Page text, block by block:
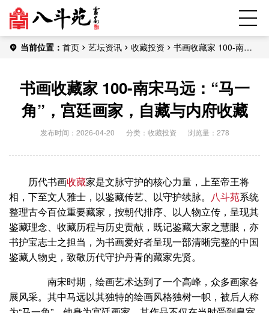
当前位置： 首页 艺坛资讯 收藏投资
书画收藏家 100-南宋
书画收藏家 100-南宋马远：“马一
角”，宫廷画家，自藏与内府收藏
发布时间：2026-04-20 分类： 收藏投资 浏览量：278
历代书画收藏家是文脉守护的核心力量，上至帝王将
相，下至文人雅士，以鉴藏传艺、以守护续脉。 八斗苑系统
整理古今百位重要藏家，按朝代排序、以人物立传，呈现其
鉴藏理念、收藏历程与历史贡献，既记鉴藏大家之慧眼，亦
书护宝志士之担当，为书画爱好者呈现一部清晰完整的中国
鉴藏人物史，致敬历代守护丹青的藏家先贤。
南宋时期，绘画艺术达到了一个高峰，众多画家各
展风采。其中马远以其独特的绘画风格独树一帜，被后人称